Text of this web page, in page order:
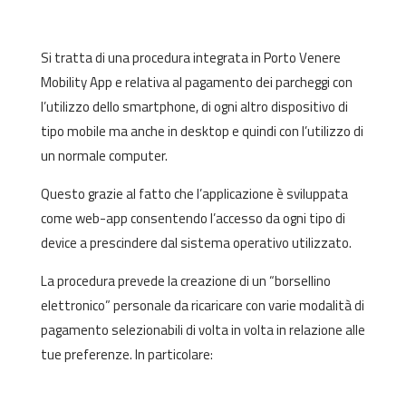
Si tratta di una procedura integrata in Porto Venere
Mobility App e relativa al pagamento dei parcheggi con
l’utilizzo dello smartphone, di ogni altro dispositivo di
tipo mobile ma anche in desktop e quindi con l’utilizzo di
un normale computer.
Questo grazie al fatto che l’applicazione è sviluppata
come web-app consentendo l’accesso da ogni tipo di
device a prescindere dal sistema operativo utilizzato.
La procedura prevede la creazione di un “borsellino
elettronico” personale da ricaricare con varie modalità di
pagamento selezionabili di volta in volta in relazione alle
tue preferenze. In particolare: